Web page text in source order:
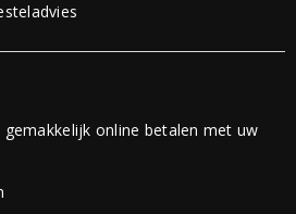
online betalen met uw